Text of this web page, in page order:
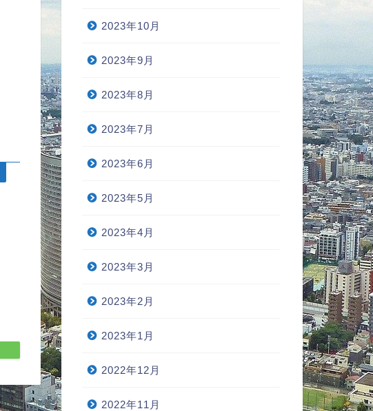
2023年10月
2023年9月
2023年8月
2023年7月
2023年6月
2023年5月
2023年4月
2023年3月
2023年2月
2023年1月
2022年12月
2022年11月